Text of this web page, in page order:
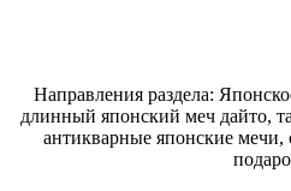
Направления раздела:
длинный японский меч дайто,
антикварные японские мечи,